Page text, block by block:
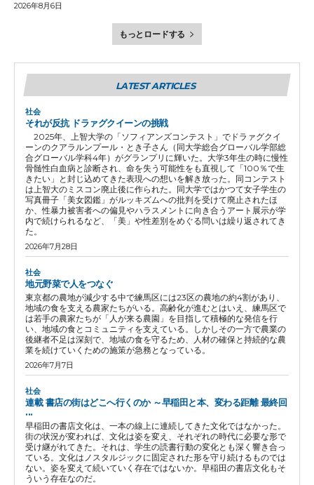
2026年8月6日
もっとロードする
LATEST ARTICLES
社会
それが反抗 ドラァグクイーンの挑戦
2025年、上智大学の「ソフィアンズコンテスト」でドラァグクイ
ーンのクアラルンプール・とき子さん（同大学総合グローバル学部総
合グローバル学科4年）がグランプリに輝いた。大学3年生の時に慢性
骨髄性白血病と診断され、命を失う可能性をも直視して「100％で生
きたい」と封じ込めてきた表現への想いを解き放った。同コンテスト
は上智大のミスコン廃止後に作られた。同大学ではかつて女子学生の
写真冊子「美女図鑑」がルッキズムへの批判を受けて廃止されたほ
か、性暴力被害者への偏見やハラスメントに向き合うアート展示が学
内で続けられるなど、「美」や性差別をめぐる問いは繰り返されてき
た。
2026年7月28日
社会
地元野菜で人をつなぐ
東京都の農地が減少する中で練馬区には23区の農地の約4割があり、
地域の食を支える農家たちがいる。高齢化が進むとはいえ、練馬区で
は若手の農家たちが「人が来る農園」を目指して積極的な発信を行
い、地域の食とコミュニティを支えている。しかしその一方で農業の
後継者不足は深刻で、地域の食を守るため、人材の確保と持続的な農
業を続けていくための施策が急務となっている。
2026年7月7日
社会
連載 書店の街はどこへ行くのか ～早稲田と本、変わる距離 最終回
...
早稲田の書店文化は、一本の線上に連続してきた文化ではなかった。
街の状況が変われば、文化は姿を変え、それぞれの時代に必要な形で
受け継がれてきた。それは、学生の読書行動の変化とも深く響き合っ
ている。文化はノスタルジックに固定された形を守り続けるものでは
ない。姿を変えて続いていく存在ではないか。早稲田の書店文化もそ
ういう存在なのだ。